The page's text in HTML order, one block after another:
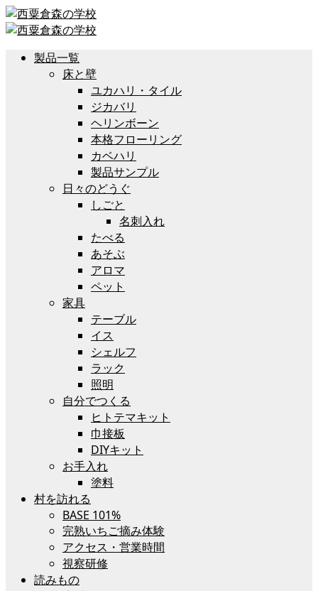
製品一覧
床と壁
ユカハリ・タイル
ジカバリ
ヘリンボーン
本格フローリング
カベハリ
製品サンプル
日々のどうぐ
しごと
名刺入れ
たべる
あそぶ
アロマ
ペット
家具
テーブル
イス
シェルフ
ラック
照明
自分でつくる
ヒトテマキット
巾接板
DIYキット
お手入れ
塗料
村を訪れる
BASE 101%
完熟いちご摘み体験
アクセス・営業時間
視察研修
読みもの